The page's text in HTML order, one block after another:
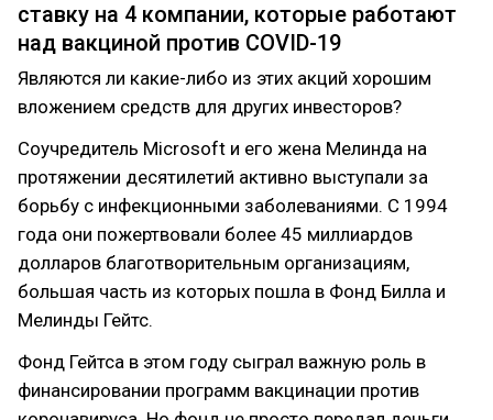
ставку на 4 компании, которые работают
над вакциной против COVID-19
Являются ли какие-либо из этих акций хорошим
вложением средств для других инвесторов?
Соучредитель Microsoft и его жена Мелинда на
протяжении десятилетий активно выступали за
борьбу с инфекционными заболеваниями. С 1994
года они пожертвовали более 45 миллиардов
долларов благотворительным организациям,
большая часть из которых пошла в Фонд Билла и
Мелинды Гейтс.
Фонд Гейтса в этом году сыграл важную роль в
финансировании программ вакцинации против